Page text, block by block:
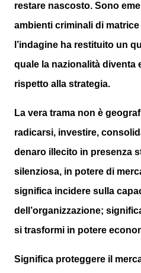
restare nascosto. Sono
ambienti criminali di
l’indagine ha restituito un
quale la nazionalità diventa
rispetto alla strategia.
La vera trama non è
radicarsi, investire,
denaro illecito in presenza
silenziosa, in potere di
significa incidere sulla
dell’organizzazione;
si trasformi in potere
Significa proteggere il